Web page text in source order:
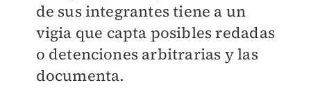
de sus integrantes tiene a un
vigia que capta posibles redadas
o detenciones arbitrarias y las
documenta.